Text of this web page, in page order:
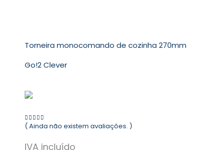
Torneira monocomando de cozinha 270mm
Go!2 Clever
0 out of 5
( Ainda não existem avaliações. )